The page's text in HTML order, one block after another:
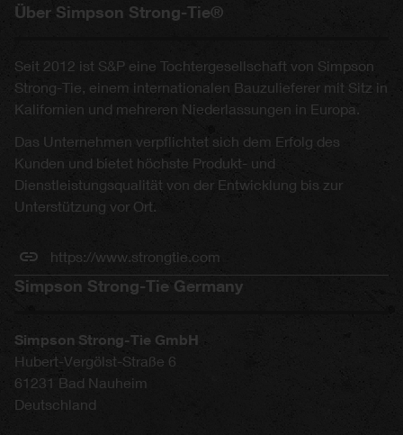
Über Simpson Strong-Tie®
Seit 2012 ist S&P eine Tochtergesellschaft von Simpson
Strong-Tie, einem internationalen Bauzulieferer mit Sitz in
Kalifornien und mehreren Niederlassungen in Europa.
Das Unternehmen verpflichtet sich dem Erfolg des
Kunden und bietet höchste Produkt- und
Dienstleistungsqualität von der Entwicklung bis zur
Unterstützung vor Ort.
https://www.strongtie.com
Simpson Strong-Tie Germany
Simpson Strong-Tie GmbH
Hubert-Vergölst-Straße 6
61231 Bad Nauheim
Deutschland